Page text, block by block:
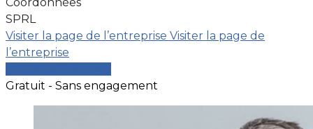
SPRL
Visiter la page de l’entreprise Visiter la page de
l’entreprise
Gratuit - Sans engagement